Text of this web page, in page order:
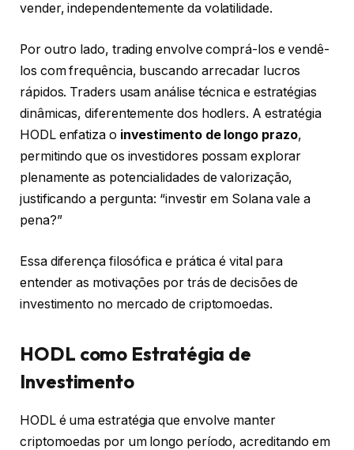
vender, independentemente da volatilidade.
Por outro lado, trading envolve comprá-los e vendê-
los com frequência, buscando arrecadar lucros
rápidos. Traders usam análise técnica e estratégias
dinâmicas, diferentemente dos hodlers. A estratégia
HODL enfatiza o investimento de longo prazo,
permitindo que os investidores possam explorar
plenamente as potencialidades de valorização,
justificando a pergunta: “investir em Solana vale a
pena?”
Essa diferença filosófica e prática é vital para
entender as motivações por trás de decisões de
investimento no mercado de criptomoedas.
HODL como Estratégia de
Investimento
HODL é uma estratégia que envolve manter
criptomoedas por um longo período, acreditando em